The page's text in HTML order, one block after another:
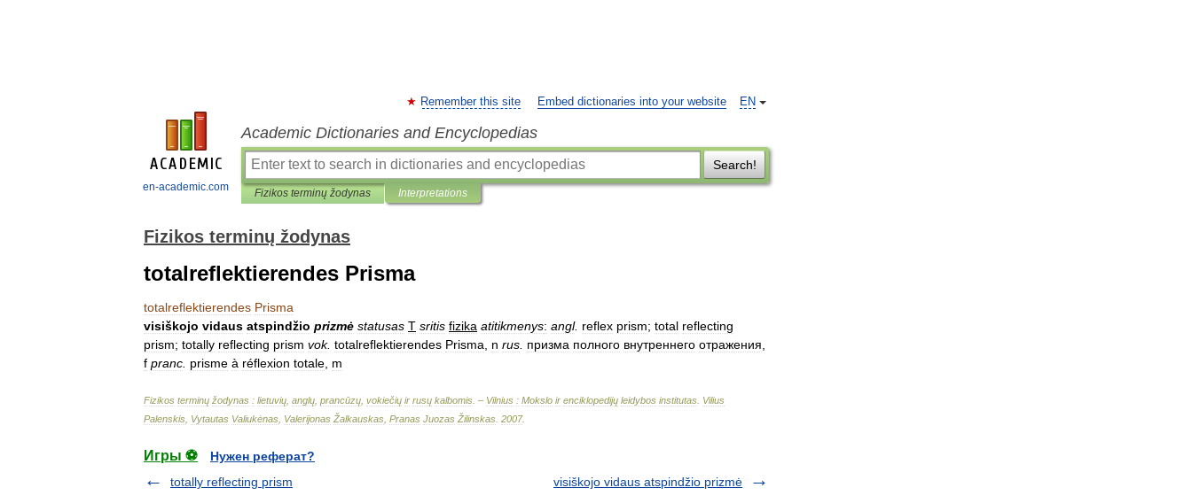
en-academic.com
EN
Remember this site Embed dictionaries into your website
Academic Dictionaries and Encyclopedias
Search!
Fizikos terminų žodynas Interpretations
Fizikos terminų žodynas
totalreflektierendes Prisma
totalreflektierendes Prisma
visiškojo vidaus atspindžio prizmė statusas T sritis fizika atitikmenys: angl. reflex prism; total reflecting
prism; totally reflecting prism vok. totalreflektierendes Prisma n rus призма полного внутреннего отражения
f pranc prisme à réflexion totale m
Fizikos terminų žodynas : lietuvių anglų prancūzų vokiečių ir rusų kalbomis . – Vilnius : Mokslo ir enciklopedijų leidybos institutas Vilius
Palenskis Vytautas Valiukėnas Valerijonas Žalkauskas Pranas Juozas Žilinskas 2007.
Игры ⚽
Нужен реферат?
totally reflecting prism
visiškojo vidaus atspindžio prizmė